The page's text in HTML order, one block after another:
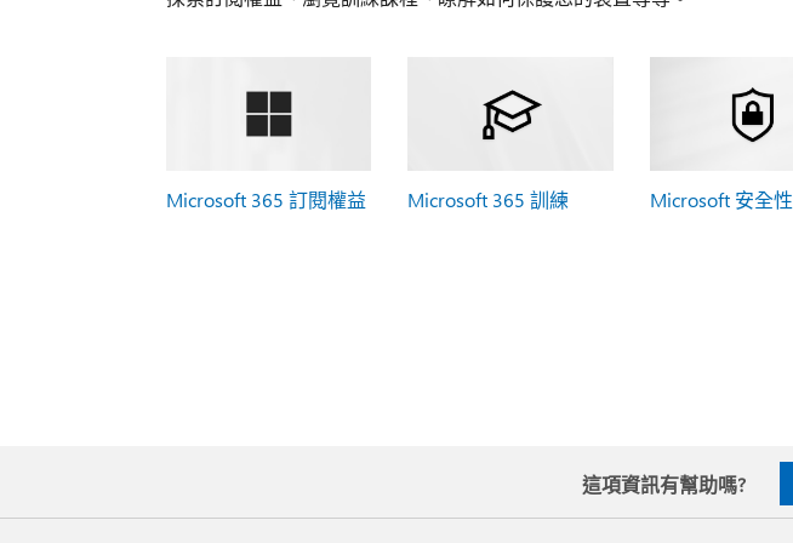
Microsoft 365 訂閱權益 Microsoft 365 訓練 Microsoft 安全性
這項資訊有幫助嗎?